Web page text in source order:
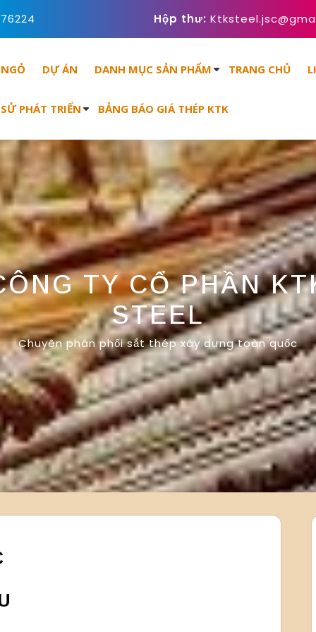
Hộp thư:
DỰ ÁN DANH MỤC SẢN PHẨM TRANG CHỦ
PHÁT TRIỂN BẢNG BÁO GIÁ THÉP KTK
TY CỔ PHẦN
STEEL
Chuyên phân phối sắt thép xây dựng toàn quốc